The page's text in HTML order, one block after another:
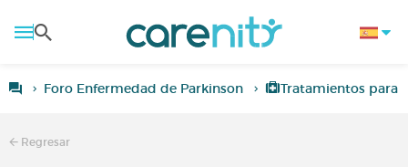
Foro Enfermedad de Parkinson Tratamientos para
Regresar